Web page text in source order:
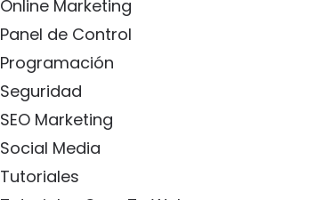
Online Marketing
Panel de Control
Programación
Seguridad
SEO Marketing
Social Media
Tutoriales